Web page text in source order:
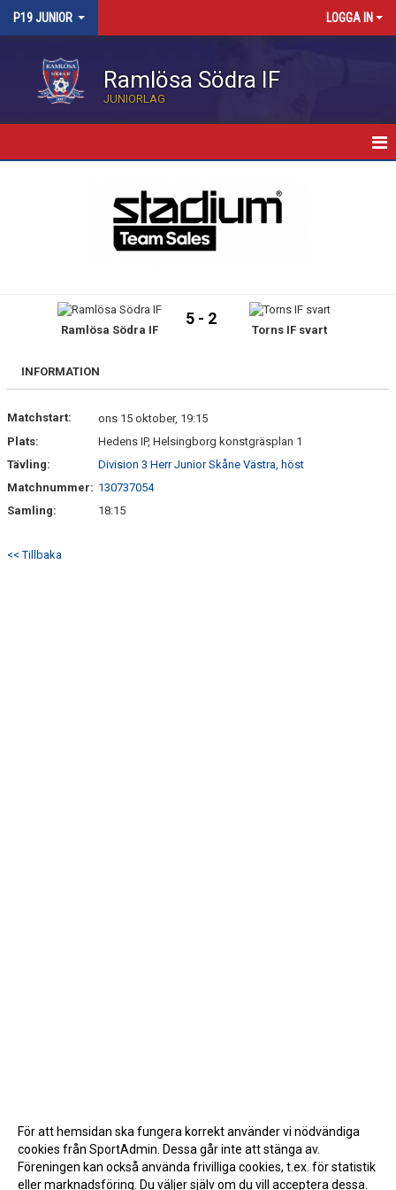
P19 JUNIOR LOGGA IN
Ramlösa Södra IF
JUNIORLAG
BILDGALLERI
MATCHER
Ramlösa Södra IF
5 - 2
Torns IF svart
INFORMATION
Matchstart:
ons 15 oktober, 19:15
Plats:
Hedens IP, Helsingborg konstgräsplan 1
Tävling:
Division 3 Herr Junior Skåne Västra, höst
Matchnummer: 130737054
Samling:
18:15
<< Tillbaka
För att hemsidan ska fungera korrekt använder vi nödvändiga
cookies från SportAdmin. Dessa går inte att stänga av.
Föreningen kan också använda frivilliga cookies, t.ex. för statistik
eller marknadsföring. Du väljer själv om du vill acceptera dessa.